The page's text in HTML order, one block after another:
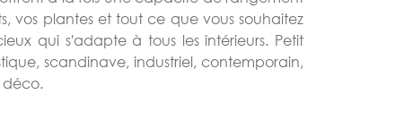
vos plantes et tout ce que vous souhaitez
qui s'adapte à tous les intérieurs. Petit
scandinave, industriel, contemporain,
déco.